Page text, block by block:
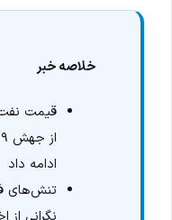
خلاصه خبر
قیمت
ادامه داد
تنش‌های